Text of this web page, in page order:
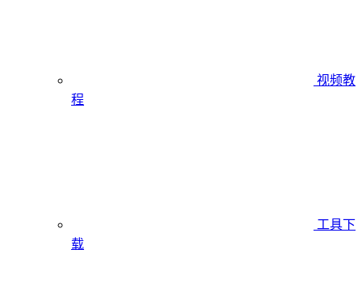
视频教
程
工具下
载